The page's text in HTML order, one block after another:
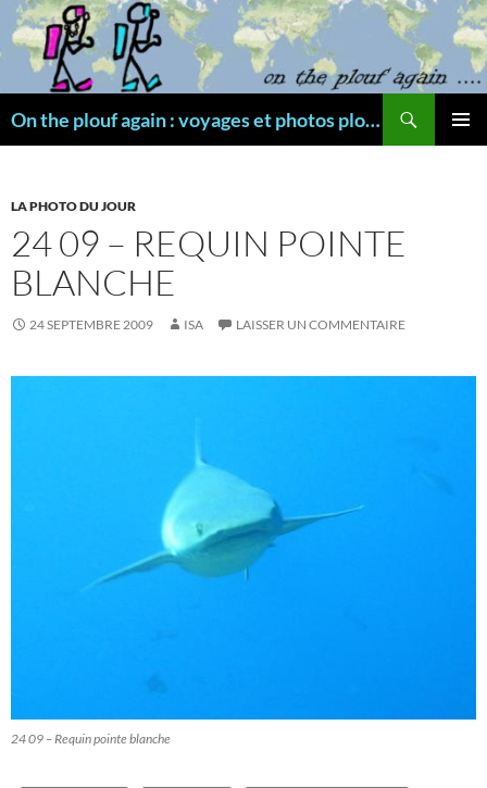
Aller
au
contenu
On the plouf again : voyages et photos plongée
LA PHOTO DU JOUR
24 09 – REQUIN POINTE
BLANCHE
24 SEPTEMBRE 2009 ISA LAISSER UN COMMENTAIRE
24 09 – Requin pointe blanche